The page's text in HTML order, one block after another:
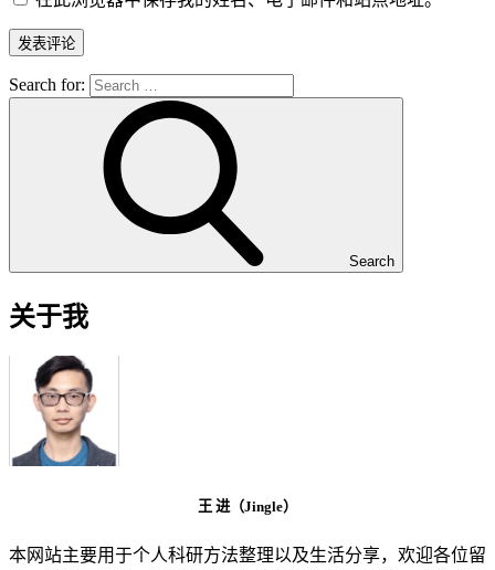
Search for:
Search
关于我
王 进（Jingle）
本网站主要用于个人科研方法整理以及生活分享，欢迎各位留